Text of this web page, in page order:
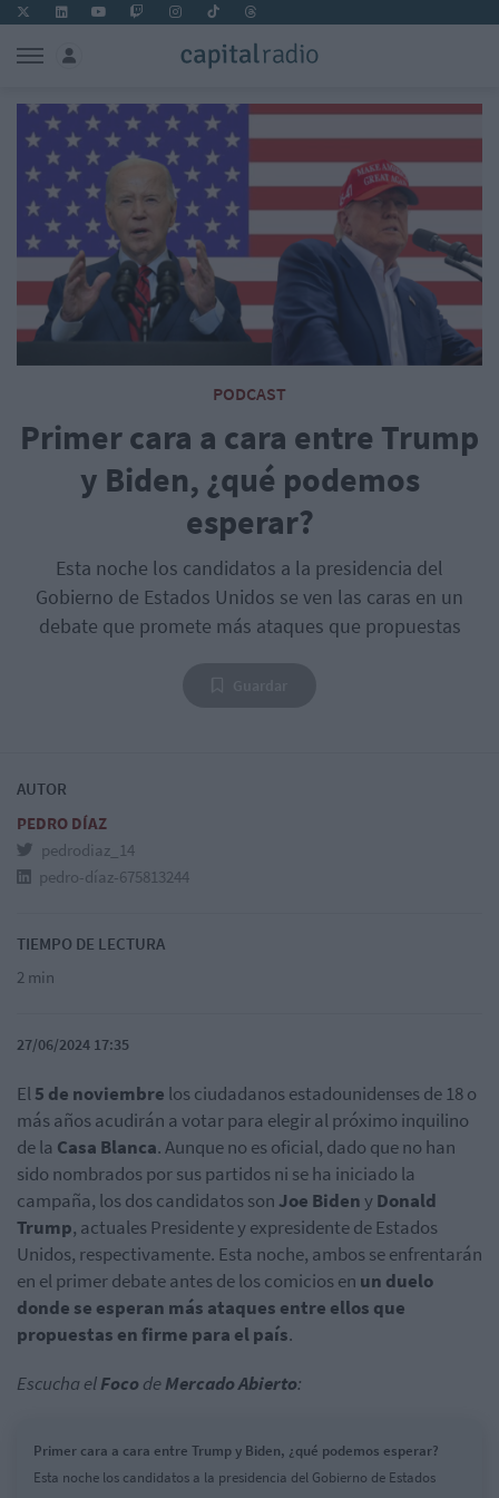
PODCAST
Primer cara a cara entre Trump
y Biden, ¿qué podemos
esperar?
Esta noche los candidatos a la presidencia del
Gobierno de Estados Unidos se ven las caras en un
debate que promete más ataques que propuestas
AUTOR
PEDRO DÍAZ
pedrodiaz_14
pedro-díaz-675813244
TIEMPO DE LECTURA
2 min
27/06/2024 17:35
El5 de noviembre los ciudadanos estadounidenses de 18 o
más años acudirán a votar para elegir al próximo inquilino
de la Casa Blanca. Aunque no es oficial, dado que no han
sido nombrados por sus partidos ni se ha iniciado la
campaña, los dos candidatos son Joe BidenyDonald
Trump, actuales Presidente y expresidente de Estados
Unidos, respectivamente. Esta noche, ambos se enfrentarán
en el primer debate antes de los comicios en un duelo
donde se esperan más ataques entre ellos que
propuestas en firme para el país.
Escucha elFoco deMercado Abierto:
Primer cara a cara entre Trump y Biden, ¿qué podemos esperar?
Esta noche los candidatos a la presidencia del Gobierno de Estados